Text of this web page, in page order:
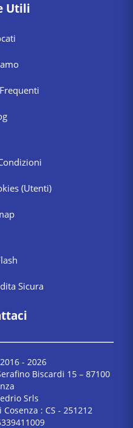
Utili
(Utenti)
Sicura
- 2026
Biscardi 15 – 87100
Srls
: CS - 251212